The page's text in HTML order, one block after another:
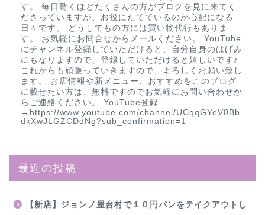
す。 毎日驚くほどたくさんの方がブログを見に来てく
ださっていますが、お役にたてているのか心配になる
日々です。 どうしてもの方には買い物代行もありま
す。 お気軽にお問合せからメールください。 YouTube
にチャンネル登録していただけると、自分自身のはげみ
にもなりますので、登録していただけると嬉しいです♪
これからも頑張っていきますので、よろしくお願い致し
ます。 お店情報や新メニュー、おすすめをこのブログ
に載せたい方は、無料ですのでお気軽にお問い合わせか
らご連絡ください。 YouTube登録
→https://www.youtube.com/channel/UCqqGYeV0Bb
dkXwJLGZCDdNg?sub_confirmation=1
最近の投稿
【新店】ジョンノ屋台村で１０円パンをテイクアウトし